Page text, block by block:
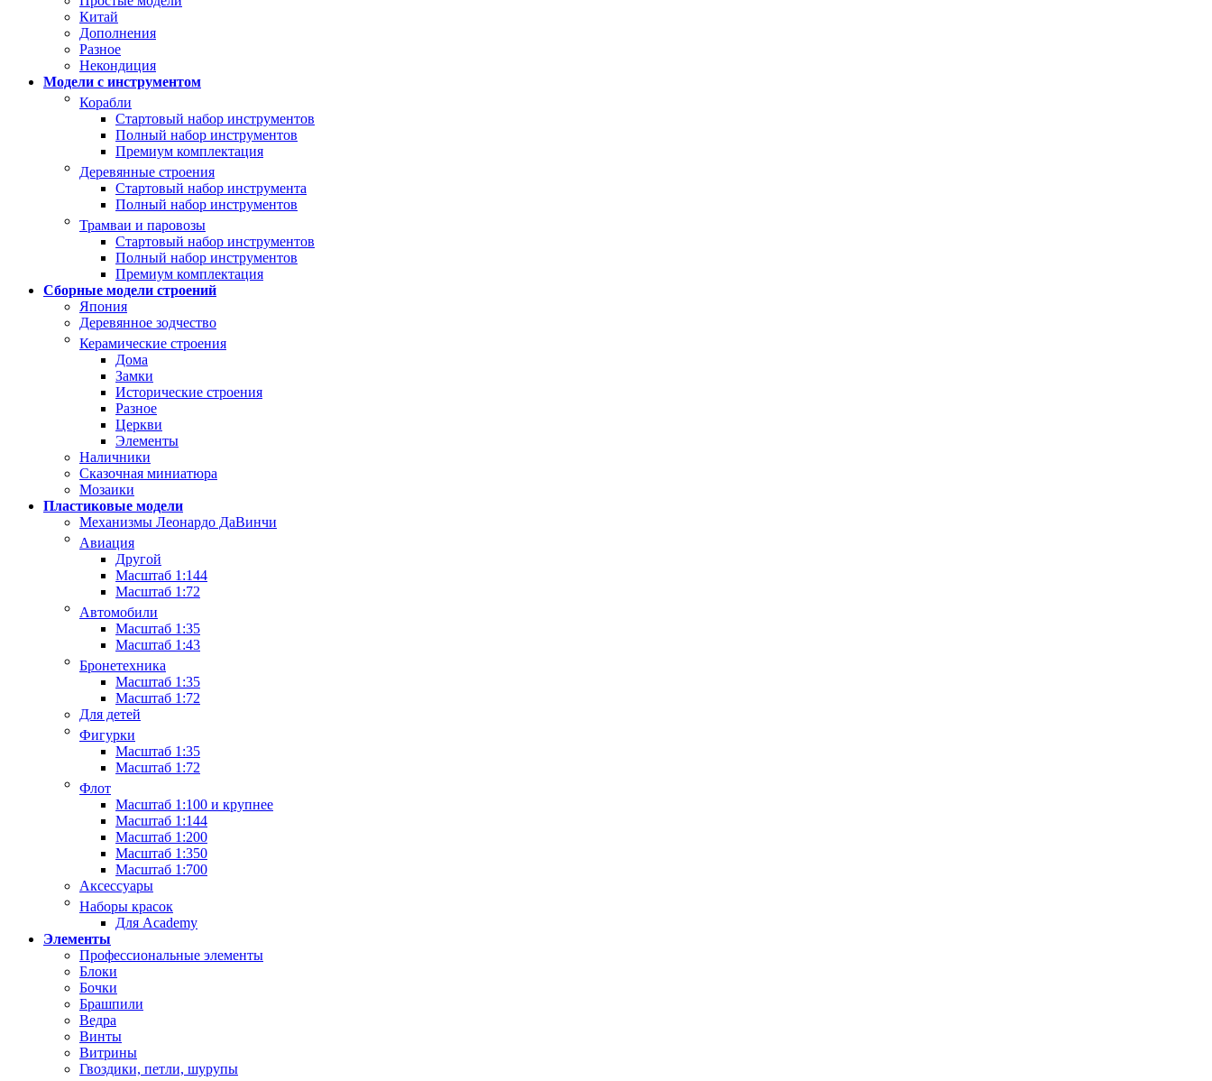
Китай
Дополнения
Разное
Некондиция
Модели с инструментом
Корабли
Стартовый набор инструментов
Полный набор инструментов
Премиум комплектация
Деревянные строения
Стартовый набор инструмента
Полный набор инструментов
Трамваи и паровозы
Стартовый набор инструментов
Полный набор инструментов
Премиум комплектация
Сборные модели строений
Япония
Деревянное зодчество
Керамические строения
Дома
Замки
Исторические строения
Разное
Церкви
Элементы
Наличники
Сказочная миниатюра
Мозаики
Пластиковые модели
Механизмы Леонардо ДаВинчи
Авиация
Другой
Масштаб 1:144
Масштаб 1:72
Автомобили
Масштаб 1:35
Масштаб 1:43
Бронетехника
Масштаб 1:35
Масштаб 1:72
Для детей
Фигурки
Масштаб 1:35
Масштаб 1:72
Флот
Масштаб 1:100 и крупнее
Масштаб 1:144
Масштаб 1:200
Масштаб 1:350
Масштаб 1:700
Аксессуары
Наборы красок
Для Academy
Элементы
Профессиональные элементы
Блоки
Бочки
Брашпили
Ведра
Винты
Витрины
Гвоздики, петли, шурупы